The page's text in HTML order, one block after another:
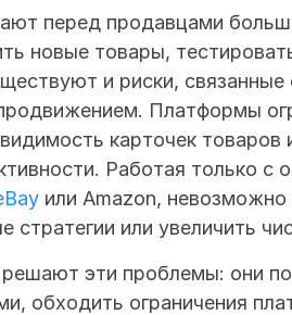
перед продавцами
новые товары,
и риски, связанные
Платформы
карточек товаров
Работая только с
или Amazon,
стратегии или увеличить
эти проблемы: они
обходить ограничения